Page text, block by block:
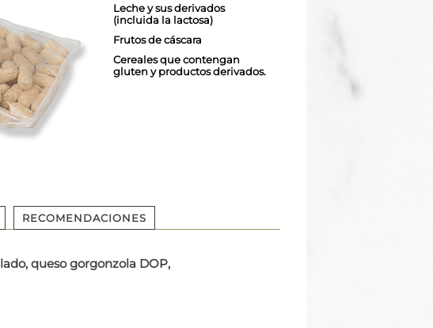
Leche y sus derivados
(incluida la lactosa)
Frutos de cáscara
Cereales que contengan
gluten y productos derivados.
RECOMENDACIONES
queso gorgonzola DOP,